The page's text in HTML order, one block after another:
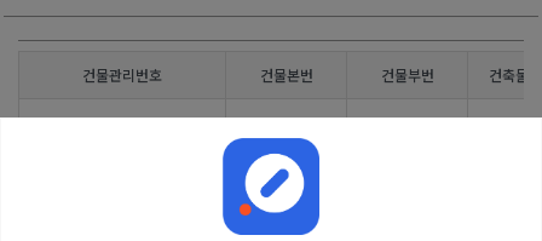
건물관리번호 건물본번 건물부번 건축물
3120012600107040000000001 1154 0